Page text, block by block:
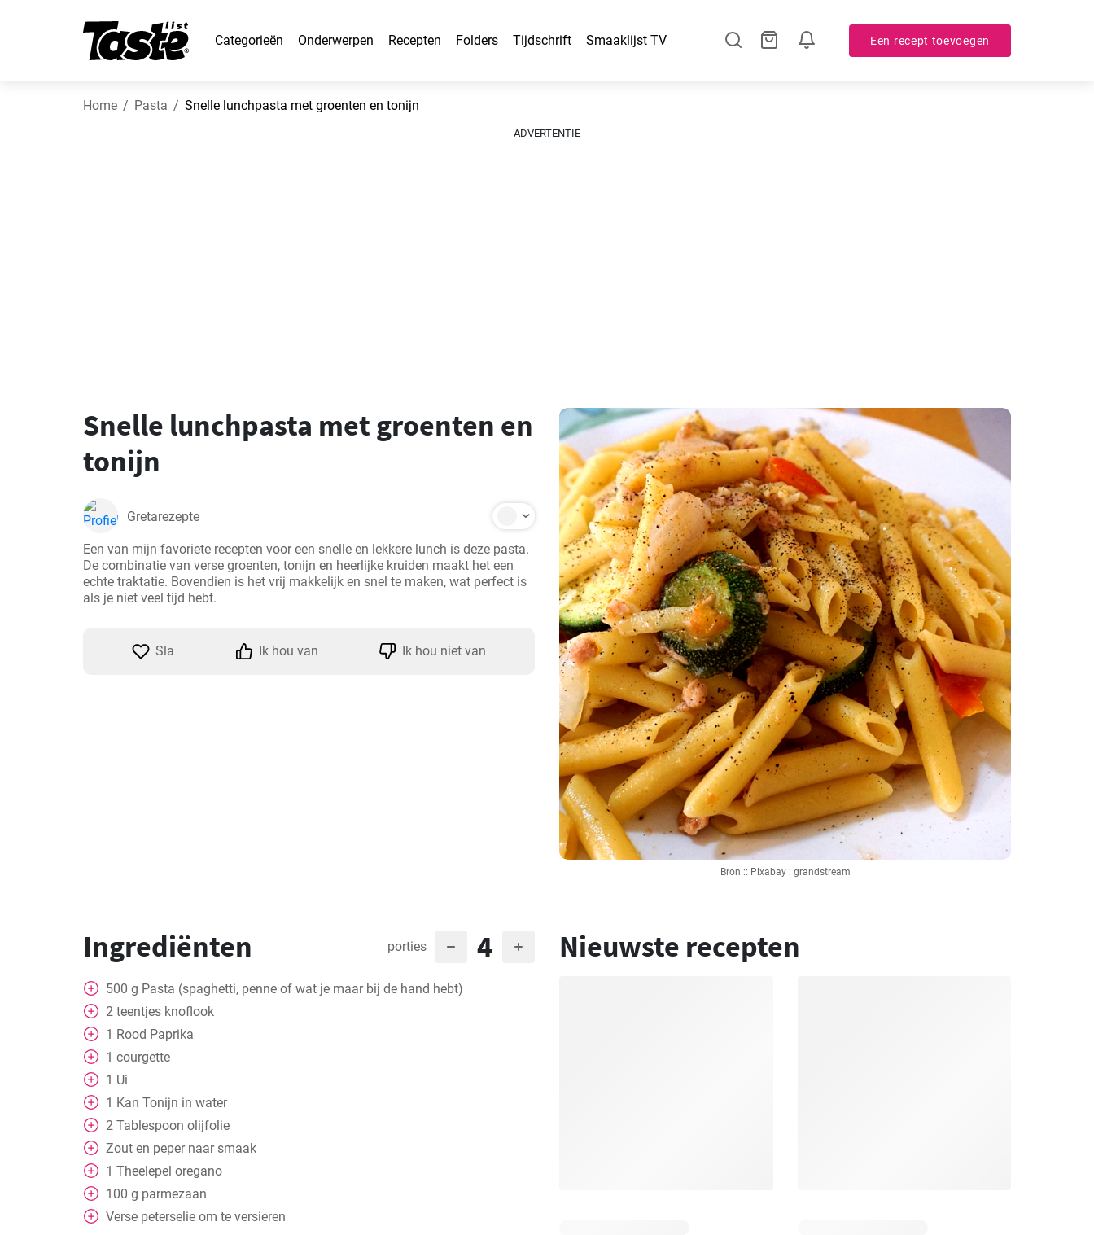
Categorieën Onderwerpen Recepten Folders Tijdschrift Smaaklijst TV Een recept toevoegen
Home Pasta Snelle lunchpasta met groenten en tonijn
ADVERTENTIE
Bron :: Pixabay : grandstream
Snelle lunchpasta met groenten en
tonijn
Gretarezepte
Een van mijn favoriete recepten voor een snelle en lekkere lunch is deze pasta.
De combinatie van verse groenten, tonijn en heerlijke kruiden maakt het een
echte traktatie. Bovendien is het vrij makkelijk en snel te maken, wat perfect is
als je niet veel tijd hebt.
Sla Ik hou van Ik hou niet van
Ingrediënten porties 4
500 g Pasta (spaghetti, penne of wat je maar bij de hand hebt)
2 teentjes knoflook
1 Rood Paprika
1 courgette
1 Ui
1 Kan Tonijn in water
2 Tablespoon olijfolie
Zout en peper naar smaak
1 Theelepel oregano
100 g parmezaan
Verse peterselie om te versieren
Nieuwste recepten